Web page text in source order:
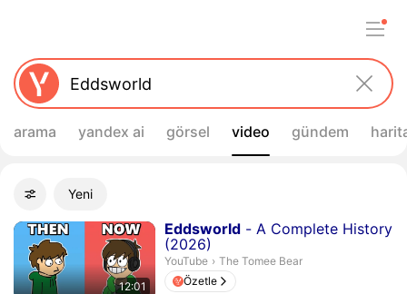
arama yandex ai görsel video gündem
FiltrelerYeni
Arama sonuçları
12:01
Eddsworld - A Complete History
(2026)
Süre 12 dakika 1 saniye
YouTube › The Tomee Bear.
The Tomee Bear
Özetle